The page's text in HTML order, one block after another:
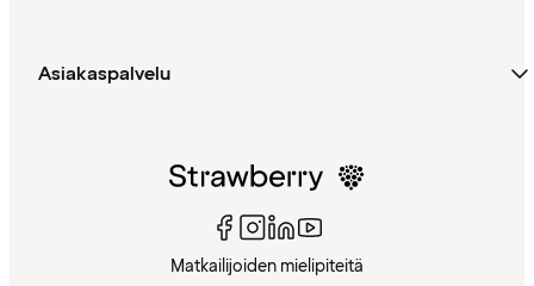
Asiakaspalvelu
Matkailijoiden mielipiteitä